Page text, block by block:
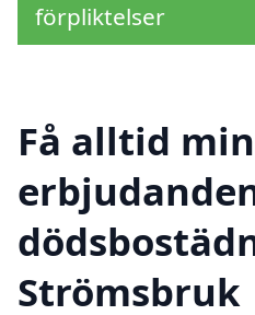
förpliktelser
Få alltid
Strömsbruk